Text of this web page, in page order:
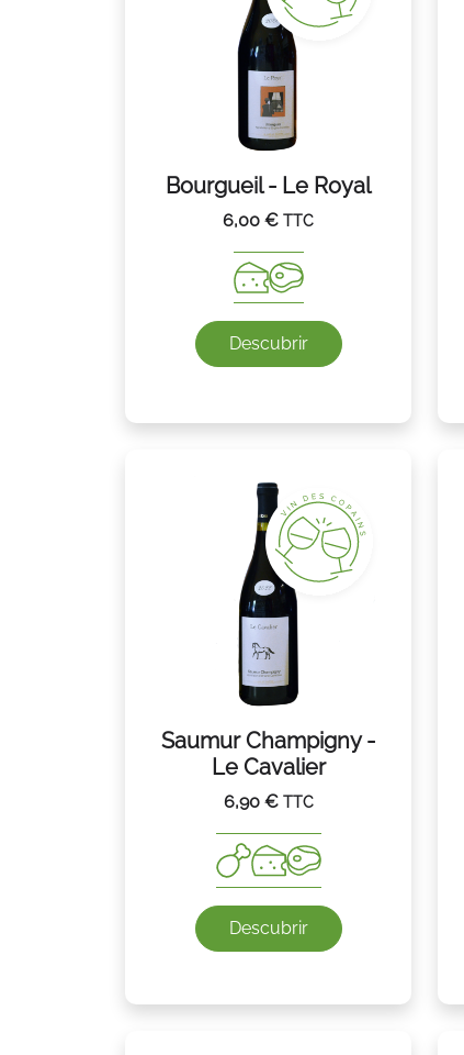
Bourgueil - Le Royal
6,00 € TTC
Descubrir
Saumur Champigny -
Le Cavalier
6,90 € TTC
Descubrir